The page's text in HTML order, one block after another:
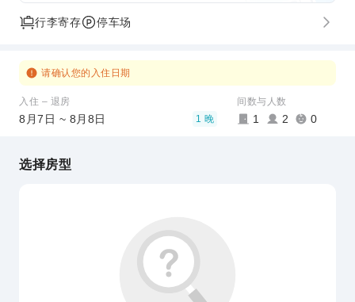
行李寄存 停车场
请确认您的入住日期
入住 – 退房
8月7日 ~ 8月8日 1 晚
间数与人数
1 2 0
选择房型